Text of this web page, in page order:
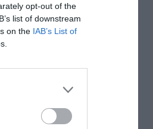
opt-out of the
list of downstream
on the IAB’s List of